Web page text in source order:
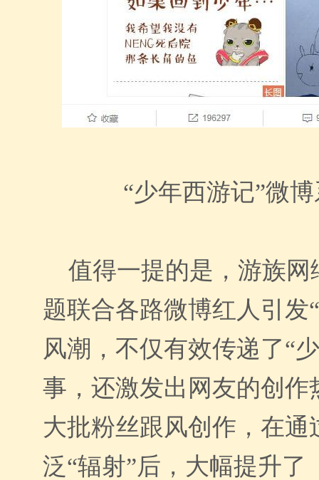
“少年西游记”微
值得一提的是，游族网
题联合各路微博红人引发
风潮，不仅有效传递了“
事，还激发出网友的创作
大批粉丝跟风创作，在通
泛“辐射”后，大幅提升了